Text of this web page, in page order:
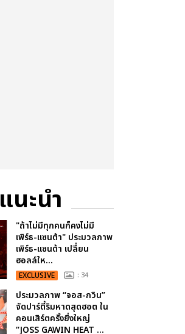
แนะนำ
"ถ้าไม่มีทุกคนก็คงไม่มี
เพิร์ธ-แซนต้า" ประมวลภาพ
เพิร์ธ-แซนต้า เปลี่ยน
ฮอลล์ให...
EXCLUSIVE : 34
ประมวลภาพ “จอส-กวิน”
จัดปาร์ตี้ริมหาดสุดฮอต ใน
คอนเสิร์ตครั้งยิ่งใหญ่
“JOSS GAWIN HEAT ...